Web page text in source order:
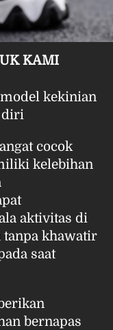
KAMI
kekinian
diri
cocok
kelebihan
aktivitas di
khawatir
saat
bernapas